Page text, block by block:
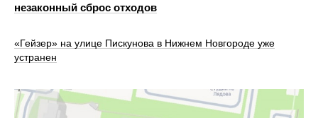
незаконный сброс отходов
«Гейзер» на улице Пискунова в Нижнем Новгороде уже
устранен